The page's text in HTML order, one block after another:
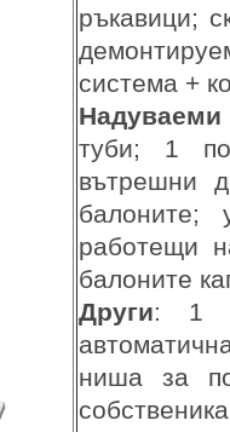
ръкавици;
система +
туби; 1
вътрешни
балоните;
работещи
балоните
Други: 1
ниша за